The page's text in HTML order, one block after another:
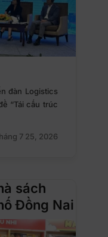
đàn Logistics
“Tái cấu trúc
7 25, 2026
sách
Đồng Nai